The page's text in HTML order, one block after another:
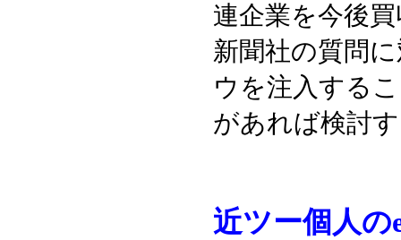
連企業を今後
新聞社の質問
ウを注入する
があれば検討
近ツー個人